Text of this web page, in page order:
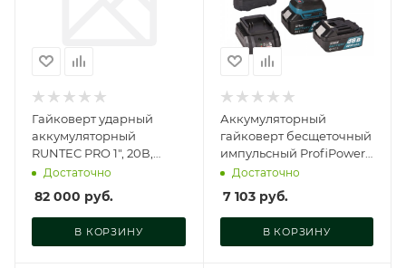
Гайковерт ударный
аккумуляторный
RUNTEC PRO 1", 20В,
2*9Ач, 2300Нм RUNTEC,
Достаточно
82 000 руб.
В КОРЗИНУ
Аккумуляторный
гайковерт бесщеточный
импульсный ProfiPower
MKDTW-18B (Li-ion-2шт,
4.0Ач, 330Нм, E0081
Достаточно
7 103руб.
В КОРЗИНУ